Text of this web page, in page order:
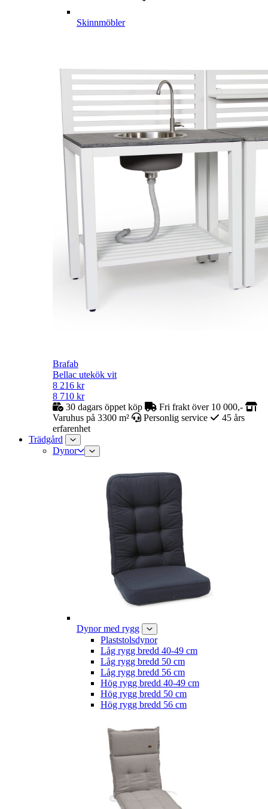
Skinnmöbler
Brafab
Bellac utekök vit
8 216 kr
8 710 kr
30 dagars öppet köp
Fri frakt över 10 000,-
Varuhus på 3300 m²
Personlig service
45 års
erfarenhet
Trädgård
Dynor
Dynor med rygg
Plaststolsdynor
Låg rygg bredd 40-49 cm
Låg rygg bredd 50 cm
Låg rygg bredd 56 cm
Hög rygg bredd 40-49 cm
Hög rygg bredd 50 cm
Hög rygg bredd 56 cm